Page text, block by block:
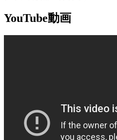
YouTube動画